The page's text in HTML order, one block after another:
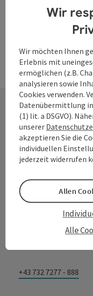
Kontakt
Oberösterreich
WGD Donau
Lindengasse 9
+43 732 7277 - 888
Wir
Wir möchten Ihnen
Erlebnis mit
ermöglichen (z.B.
analysieren sowie
Cookies verwenden.
Datenübermittlung
(1) lit. a DSGVO).
unserer
akzeptieren Sie die
individuellen
jederzeit widerrufen
Alle
Allen